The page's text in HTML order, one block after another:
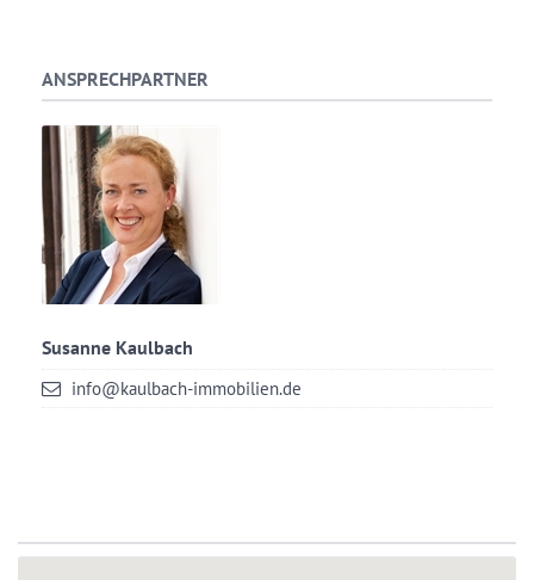
ANSPRECHPARTNER
Susanne Kaulbach
info@kaulbach-immobilien.de